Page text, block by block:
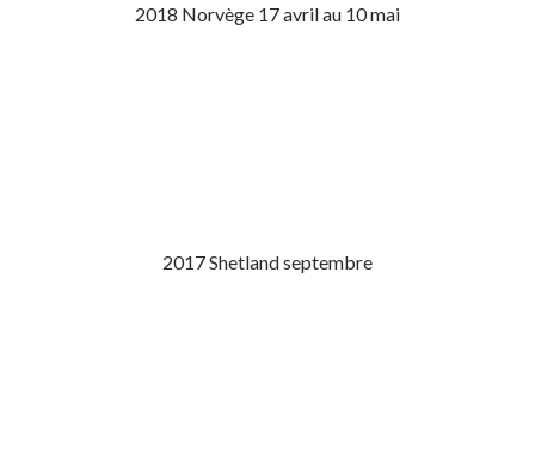
2018 Norvège 17 avril au 10 mai
2017 Shetland septembre